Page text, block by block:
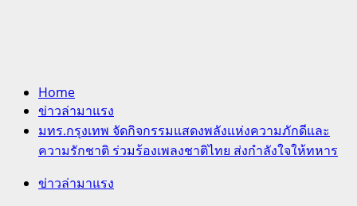
Home
ข่าวล่ามาแรง
มทร.กรุงเทพ จัดกิจกรรมแสดงพลังแห่งความภักดีและ
ความรักชาติ ร่วมร้องเพลงชาติไทย ส่งกำลังใจให้ทหาร
ข่าวล่ามาแรง